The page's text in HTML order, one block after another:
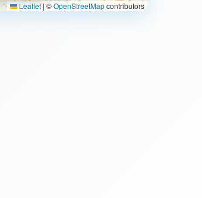
Leaflet | ©OpenStreetMapcontributors